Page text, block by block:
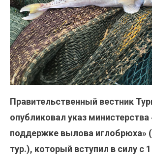
Правительственный вестник
опубликовал указ министерства
поддержке вылова иглобрюха»
тур.), который вступил в силу с